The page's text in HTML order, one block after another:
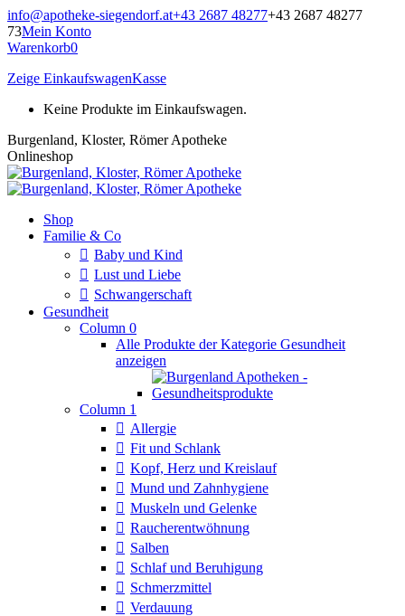
Zum
Inhalt
springen
info@apotheke-siegendorf.at+43 2687 48277+43 2687 48277
73Mein Konto
Warenkorb0
Zeige EinkaufswagenKasse
Keine Produkte im Einkaufswagen.
Burgenland, Kloster, Römer Apotheke
Onlineshop
Shop
Familie & Co
Baby und Kind
Lust und Liebe
Schwangerschaft
Gesundheit
Column 0
Alle Produkte der Kategorie Gesundheit
anzeigen
Column 1
Allergie
Fit und Schlank
Kopf, Herz und Kreislauf
Mund und Zahnhygiene
Muskeln und Gelenke
Raucherentwöhnung
Salben
Schlaf und Beruhigung
Schmerzmittel
Verdauung